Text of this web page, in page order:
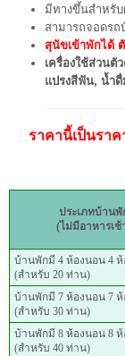
มีทางขึ้นสำหรับ
สามารถจอดรถ
สุนัขเข้าพักได้
เครื่องใช้ส่วนตั
แปรงสีฟัน, น้ำ
ราคานี้เป็นรา
ประเภทบ้านพั
(ไม่มีอาหารเช้
บ้านพักมี 4 ห้องนอน 4 ห้
(สำหรับ 20 ท่าน)
บ้านพักมี 7 ห้องนอน 7 ห้
(สำหรับ 30 ท่าน)
บ้านพักมี 8 ห้องนอน 8 ห้
(สำหรับ 40 ท่าน)